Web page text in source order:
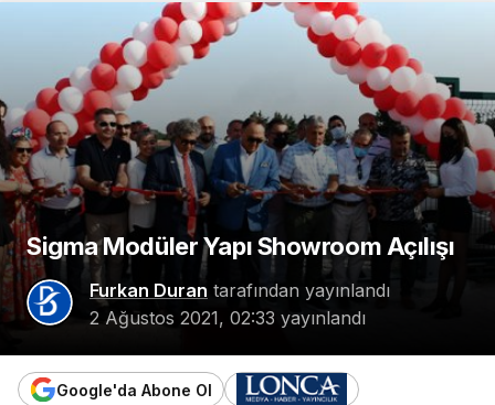
Sigma Modüler Yapı Showroom Açılışı
Furkan Duran tarafından yayınlandı
2 Ağustos 2021, 02:33 yayınlandı
Google'da Abone Ol